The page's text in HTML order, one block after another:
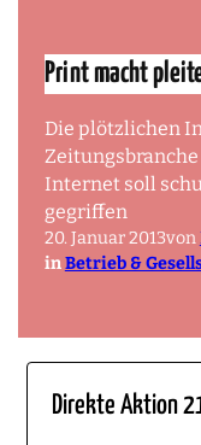
Print macht
Die plötzlichen
Zeitungsbranche
Internet soll
gegriffen
20. Januar 2013von
inBetrieb &
Direkte Aktion